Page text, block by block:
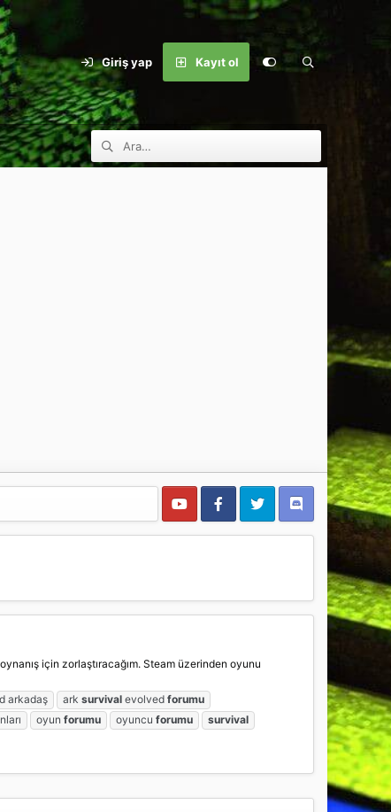
Giriş yap Kayıt ol
için zorlaştıracağım. Steam üzerinden oyunu
arkadaş ark survival evolved forumu
oyun forumu oyuncu forumu
survival